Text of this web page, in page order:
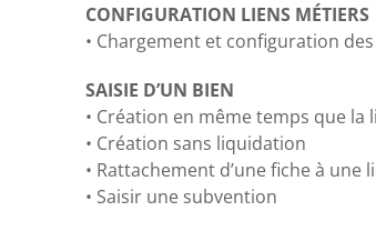
CONFIGURATION LIENS MÉTIERS
• Chargement et configuration
SAISIE D’UN BIEN
• Création en même temps que la
• Création sans liquidation
• Rattachement d’une fiche à une
• Saisir une subvention